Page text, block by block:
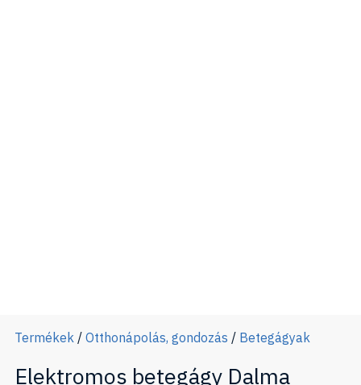
Termékek / Otthonápolás, gondozás / Betegágyak
Elektromos betegágy Dalma